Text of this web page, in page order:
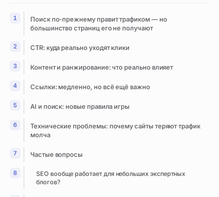
Поиск по-прежнему правит трафиком — но
большинство страниц его не получают
CTR: куда реально уходят клики
Контент и ранжирование: что реально влияет
Ссылки: медленно, но всё ещё важно
AI и поиск: новые правила игры
Технические проблемы: почему сайты теряют трафик
молча
Частые вопросы
SEO вообще работает для небольших экспертных
блогов?